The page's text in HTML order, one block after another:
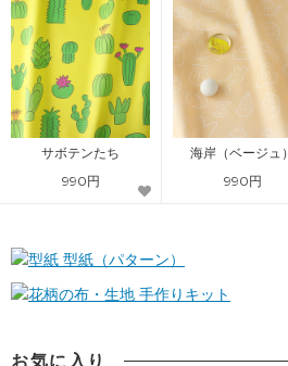
サボテンたち
990円
海岸（ベージュ）
990円
型紙（パターン）
手作りキット
お気に入り